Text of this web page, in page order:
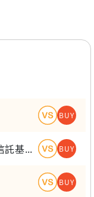
BUY
元大台灣卓越50ETF連結證券投資信託基金-新台幣(A)不配息 BUY
BUY